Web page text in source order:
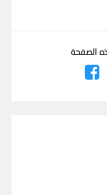
الصفحة